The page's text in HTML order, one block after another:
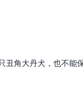
丑角大丹犬，也不能